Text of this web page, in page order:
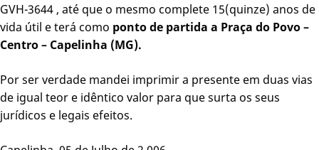
GVH-3644 , até que o mesmo complete 15(quinze) anos de
vida útil e terá como ponto de partida a Praça do Povo –
Centro – Capelinha (MG).
Por ser verdade mandei imprimir a presente em duas vias
de igual teor e idêntico valor para que surta os seus
jurídicos e legais efeitos.